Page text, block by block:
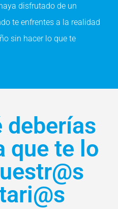
disfrutado de un
te enfrentes a la realidad
sin hacer lo que te
deberías
que te lo